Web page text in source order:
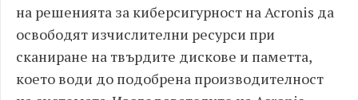
на решенията за киберсигурност на Acronis да
освободят изчислителни ресурси при
сканиране на твърдите дискове и паметта,
което води до подобрена производителност